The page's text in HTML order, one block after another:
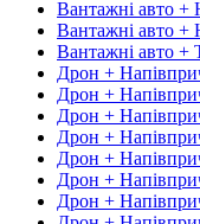
Вантажні авто +
Вантажні авто +
Вантажні авто +
Дрон +
Дрон +
Дрон +
Дрон +
Дрон +
Дрон +
Дрон +